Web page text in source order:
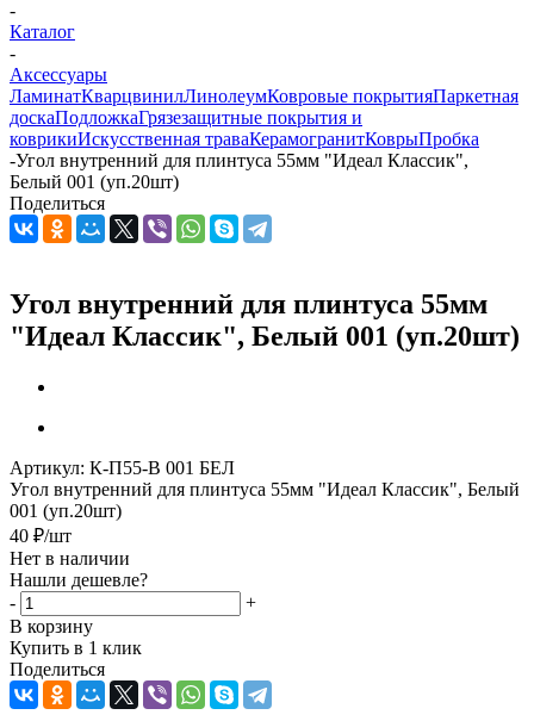
-
Каталог
-
Аксессуары
ЛаминатКварцвинилЛинолеумКовровые покрытияПаркетная
доскаПодложкаГрязезащитные покрытия и
коврикиИскусственная траваКерамогранитКоврыПробка
-Угол внутренний для плинтуса 55мм "Идеал Классик",
Белый 001 (уп.20шт)
Поделиться
Угол внутренний для плинтуса 55мм
"Идеал Классик", Белый 001 (уп.20шт)
Артикул: К-П55-В 001 БЕЛ
Угол внутренний для плинтуса 55мм "Идеал Классик", Белый
001 (уп.20шт)
40 ₽/шт
Нет в наличии
Нашли дешевле?
-
+
В корзину
Купить в 1 клик
Поделиться